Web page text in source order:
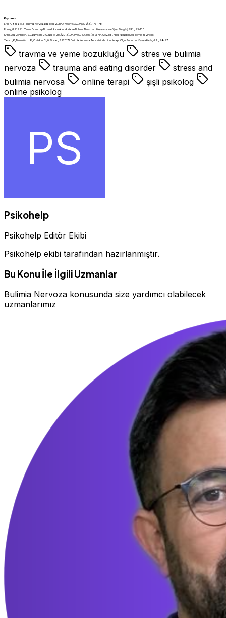
Kaynakça
Erol, A., & Yazıcı, F. Bulimia Nervozada Tedavi. Klinik Psikiyatri Dergisi, 2(3), 172-178.
Ersoy, G. (1991). Yeme Davranışı Bozuklukları Anoreksia ve Bulimia Nervoza. Beslenme ve Diyet Dergisi, 20(1), 95-106.
Kring, A.N. Johnson, S.L. Davison, G.C. Neale, J.M. (2013). Anormal Psikoloji.(M. Şahin, Çev.ed.). Ankara: Nobel Akademik Yayıncılık.
Taştan, K., Demiröz, H. P., Öztekin, C., & Sincan, S. (2017). Bulimia Nervoza Tedavisinde Hipnoterapi: Olgu Sunumu. CausaPedia 6(2), 94-97.
travma ve yeme bozukluğu
stres ve bulimia
nervoza
trauma and eating disorder
stress and
bulimia nervosa
online terapi
şişli psikolog
online psikolog
Psikohelp
Psikohelp Editör Ekibi
Psikohelp ekibi tarafından hazırlanmıştır.
Bu Konu İle İlgili Uzmanlar
Bulimia Nervoza konusunda size yardımcı olabilecek
uzmanlarımız